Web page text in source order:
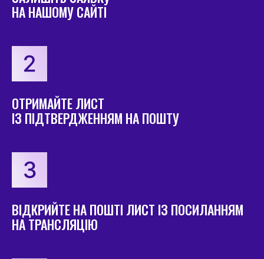
НА НАШОМУ САЙТІ
ОТРИМАЙТЕ ЛИСТ
ІЗ ПІДТВЕРДЖЕННЯМ НА ПОШТУ
ВІДКРИЙТЕ НА ПОШТІ ЛИСТ ІЗ ПОСИЛАННЯМ
НА ТРАНСЛЯЦІЮ